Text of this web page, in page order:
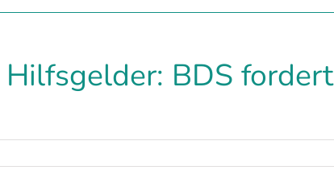
BDS fordert